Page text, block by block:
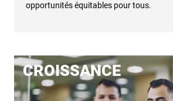
opportunités équitables pour tous.
CROISSANCE